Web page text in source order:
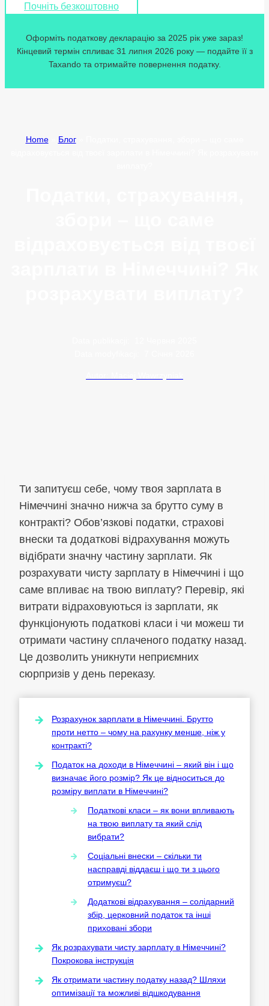
Почніть безкоштовно
Оформіть податкову декларацію за 2025 рік уже зараз!
Кінцевий термін спливає 31 липня 2026 року — подайте її з
Taxando та отримайте повернення податку.
Home» Блог»
Ти запитуєш себе, чому твоя зарплата в
Німеччині значно нижча за брутто суму в
контракті? Обов’язкові податки, страхові
внески та додаткові відрахування можуть
відібрати значну частину зарплати. Як
розрахувати чисту зарплату в Німеччині і що
саме впливає на твою виплату? Перевір, які
витрати відраховуються із зарплати, як
функціонують податкові класи і чи можеш ти
отримати частину сплаченого податку назад.
Це дозволить уникнути неприємних
сюрпризів у день переказу.
Розрахунок зарплати в Німеччині. Брутто
проти нетто – чому на рахунку менше, ніж у
контракті?
Податок на доходи в Німеччині – який він і що
визначає його розмір? Як це відноситься до
розміру виплати в Німеччині?
Податкові класи – як вони впливають
на твою виплату та який слід
вибрати?
Соціальні внески – скільки ти
насправді віддаєш і що ти з цього
отримуєш?
Додаткові відрахування – солідарний
збір, церковний податок та інші
приховані збори
Як розрахувати чисту зарплату в Німеччині?
Покрокова інструкція
Як отримати частину податку назад? Шляхи
оптимізації та можливі відшкодування